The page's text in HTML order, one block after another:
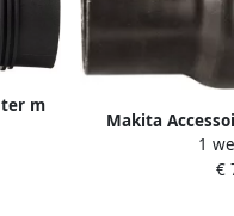
m
Makita
Diameter
1
€